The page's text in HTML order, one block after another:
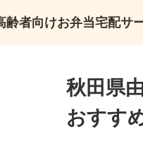
齢者向けお弁当宅配サ
秋田県
おすす